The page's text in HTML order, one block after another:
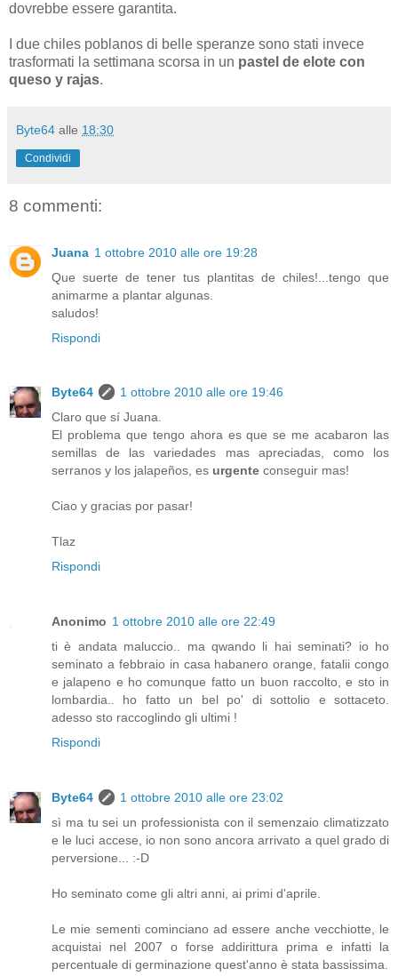
dovrebbe essere garantita.
I due chiles poblanos di belle speranze sono stati invece
trasformati la settimana scorsa in un pastel de elote con
queso y rajas.
Byte64 alle 18:30
Condividi
8 commenti:
Juana 1 ottobre 2010 alle ore 19:28
Que suerte de tener tus plantitas de chiles!...tengo que
animarme a plantar algunas.
saludos!
Rispondi
Byte64
1 ottobre 2010 alle ore 19:46
Claro que sí Juana.
El problema que tengo ahora es que se me acabaron las
semillas de las variedades mas apreciadas, como los
serranos y los jalapeños, es urgente conseguir mas!
Ciao y gracias por pasar!
Tlaz
Rispondi
Anonimo 1 ottobre 2010 alle ore 22:49
ti è andata maluccio.. ma qwando li hai seminati? io ho
seminato a febbraio in casa habanero orange, fatalii congo
e jalapeno e ho comunque fatto un buon raccolto, e sto in
lombardia.. ho fatto un bel po' di sottolio e sottaceto.
adesso sto raccoglindo gli ultimi !
Rispondi
Byte64
1 ottobre 2010 alle ore 23:02
sì ma tu sei un professionista con il semenzaio climatizzato
e le luci accese, io non sono ancora arrivato a quel grado di
perversione... :-D
Ho seminato come gli altri anni, ai primi d'aprile.
Le mie sementi cominciano ad essere anche vecchiotte, le
acquistai nel 2007 o forse addirittura prima e infatti la
percentuale di germinazione quest'anno è stata bassissima.